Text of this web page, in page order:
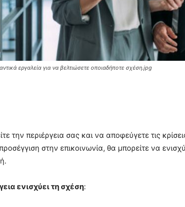
εργαλεία για να βελτιώσετε οποιαδήποτε σχέση.jpg
την περιέργεια σας και να αποφεύγετε τις
στην επικοινωνία, θα μπορείτε να
ενισχύει τη σχέση: